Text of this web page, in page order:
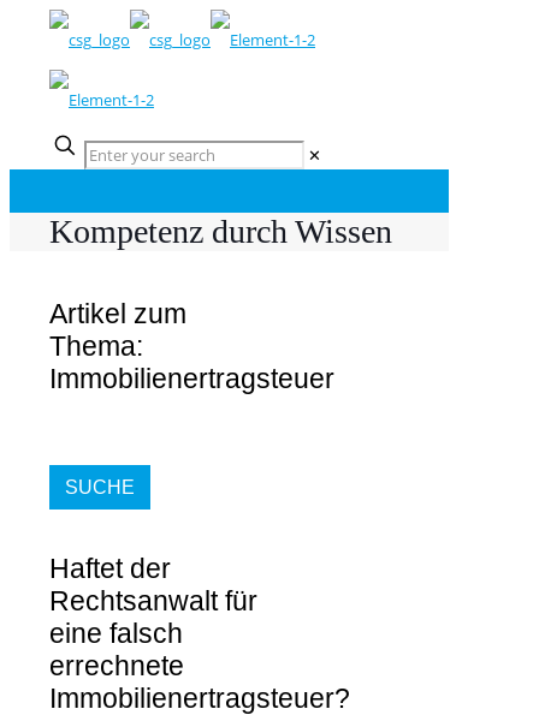
✕
Kompetenz durch Wissen
Artikel zum
Thema:
Immobilienertragsteuer
SUCHE
Haftet der
Rechtsanwalt für
eine falsch
errechnete
Immobilienertragsteuer?